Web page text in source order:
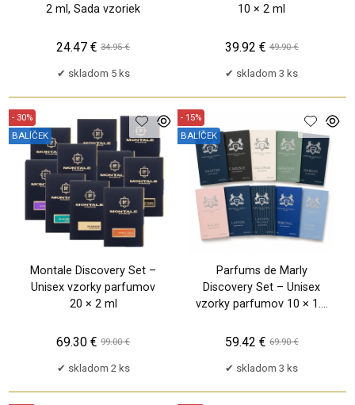
2 ml, Sada vzoriek
skladom 5 ks
24.47 € 34.95 €
10 × 2 ml
skladom 3 ks
39.92 € 49.90 €
Montale Discovery Set –
Unisex vzorky parfumov
20 × 2 ml
- 30%
BALÍČEK
skladom 2 ks
69.30 € 99.00 €
Parfums de Marly
Discovery Set – Unisex
vzorky parfumov 10 × 1.5
- 15%
BALÍČEK
skladom 3 ks
59.42 € 69.90 €